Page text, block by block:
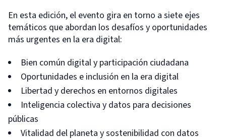
En esta edición, el evento gira en torno a siete ejes
temáticos que abordan los desafíos y oportunidades
más urgentes en la era digital:
Bien común digital y participación ciudadana
Oportunidades e inclusión en la era digital
Libertad y derechos en entornos digitales
Inteligencia colectiva y datos para decisiones
públicas
Vitalidad del planeta y sostenibilidad con datos